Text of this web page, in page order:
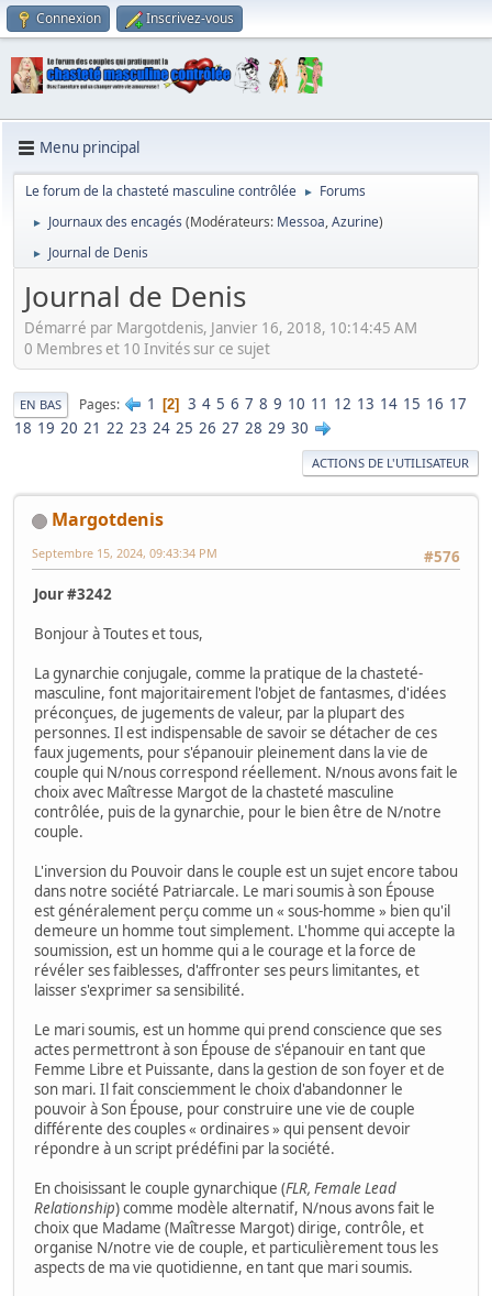
Connexion Inscrivez-vous
Menu principal
Le forum de la chasteté masculine contrôlée ► Forums
► Journaux des encagés (Modérateurs: Messoa,Azurine)
► Journal de Denis
Journal de Denis
Démarré par Margotdenis, Janvier 16, 2018, 10:14:45 AM
0 Membres et 10 Invités sur ce sujet
EN BAS Pages 1 2 3 4 5 6 7 8 9 10 11 12 13 14 15 16 17
18 19 20 21 22 23 24 25 26 27 28 29 30
ACTIONS DE L'UTILISATEUR
Margotdenis
#576
Septembre 15, 2024, 09:43:34 PM
Jour #3242
Bonjour à Toutes et tous,
La gynarchie conjugale, comme la pratique de la chasteté-
masculine, font majoritairement l'objet de fantasmes, d'idées
préconçues, de jugements de valeur, par la plupart des
personnes. Il est indispensable de savoir se détacher de ces
faux jugements, pour s'épanouir pleinement dans la vie de
couple qui N/nous correspond réellement. N/nous avons fait le
choix avec Maîtresse Margot de la chasteté masculine
contrôlée, puis de la gynarchie, pour le bien être de N/notre
couple.
L'inversion du Pouvoir dans le couple est un sujet encore tabou
dans notre société Patriarcale. Le mari soumis à son Épouse
est généralement perçu comme un « sous-homme » bien qu'il
demeure un homme tout simplement. L'homme qui accepte la
soumission, est un homme qui a le courage et la force de
révéler ses faiblesses, d'affronter ses peurs limitantes, et
laisser s'exprimer sa sensibilité.
Le mari soumis, est un homme qui prend conscience que ses
actes permettront à son Épouse de s'épanouir en tant que
Femme Libre et Puissante, dans la gestion de son foyer et de
son mari. Il fait consciemment le choix d'abandonner le
pouvoir à Son Épouse, pour construire une vie de couple
différente des couples « ordinaires » qui pensent devoir
répondre à un script prédéfini par la société.
En choisissant le couple gynarchique (FLR, Female Lead
Relationship) comme modèle alternatif, N/nous avons fait le
choix que Madame (Maîtresse Margot) dirige, contrôle, et
organise N/notre vie de couple, et particulièrement tous les
aspects de ma vie quotidienne, en tant que mari soumis.